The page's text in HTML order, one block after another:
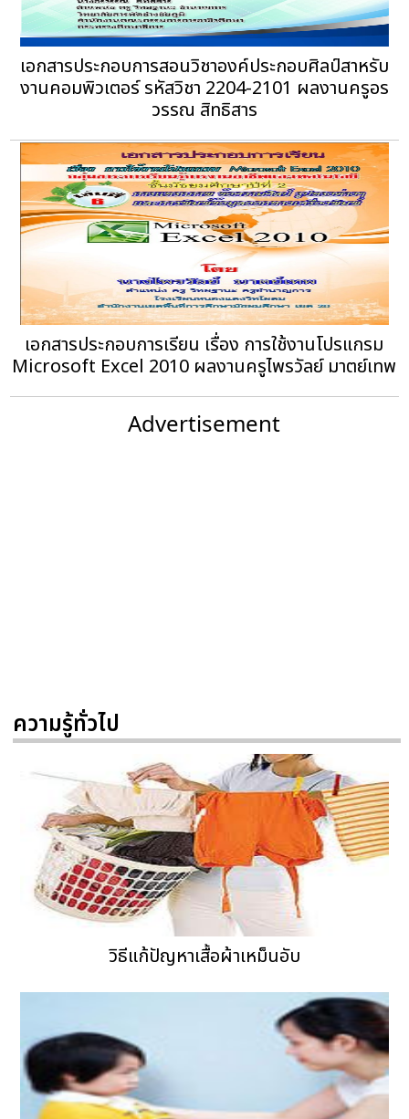
เอกสารประกอบการสอนวิชาองค์ประกอบศิลป์สาหรับ
งานคอมพิวเตอร์ รหัสวิชา 2204-2101 ผลงานครูอร
วรรณ สิทธิสาร
เอกสารประกอบการเรียน เรื่อง การใช้งานโปรแกรม
Microsoft Excel 2010 ผลงานครูไพรวัลย์ มาตย์เทพ
Advertisement
ความรู้ทั่วไป
วิธีแก้ปัญหาเสื้อผ้าเหม็นอับ